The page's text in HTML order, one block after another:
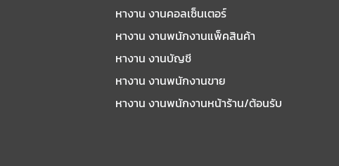
หางาน งานคอลเซ็นเตอร์
หางาน งานพนักงานแพ็คสินค้า
หางาน งานบัญชี
หางาน งานพนักงานขาย
หางาน งานพนักงานหน้าร้าน/ต้อนรับ